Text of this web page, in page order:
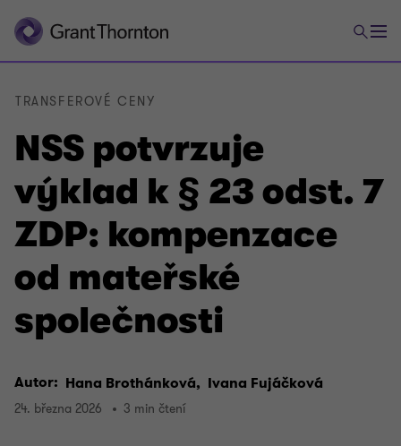
NSS potvrzuje
výklad k § 23 odst. 7
ZDP: kompenzace
od mateřské
společnosti
TRANSFEROVÉ CENY
Autor: Hana Brothánková, Ivana Fujáčková
24. března 2026 3 min čtení